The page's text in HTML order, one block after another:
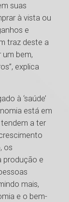
suas
à vista ou
e
traz deste a
bem,
explica
à ‘saúde’
está em
a ter
os
produção e
mais,
e o bem-